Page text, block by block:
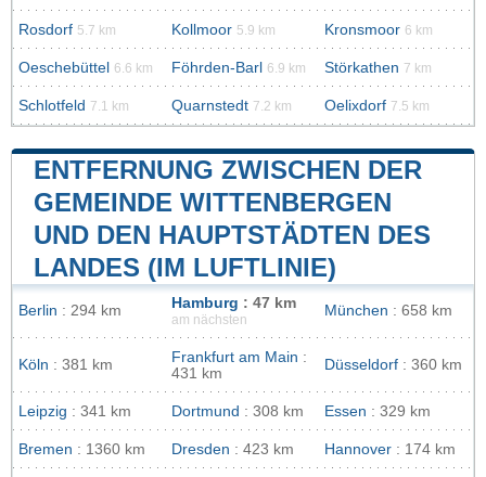
Rosdorf 5.7 km Kollmoor 5.9 km Kronsmoor 6 km
Oeschebüttel 6.6 km Föhrden-Barl 6.9 km Störkathen 7 km
Schlotfeld 7.1 km Quarnstedt 7.2 km Oelixdorf 7.5 km
ENTFERNUNG ZWISCHEN DER
GEMEINDE WITTENBERGEN
UND DEN HAUPTSTÄDTEN DES
LANDES (IM LUFTLINIE)
Berlin : 294 km Hamburg : 47 km
am nächsten
München : 658 km
Köln : 381 km Frankfurt am Main :
431 km
Düsseldorf : 360 km
Leipzig : 341 km Dortmund : 308 km Essen : 329 km
Bremen : 1360 km Dresden : 423 km Hannover : 174 km